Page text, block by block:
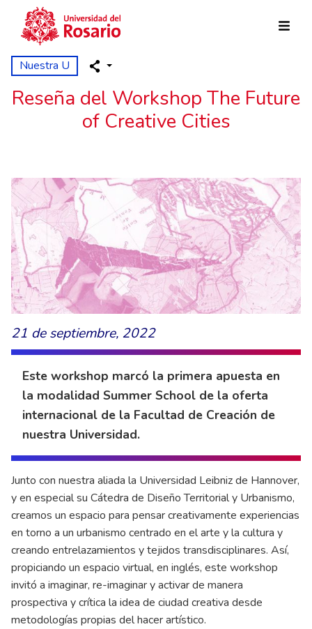
Pasar al contenido principal
Nuestra U
Reseña del Workshop The Future
of Creative Cities
21 de septiembre, 2022
Este workshop marcó la primera apuesta en
la modalidad Summer School de la oferta
internacional de la Facultad de Creación de
nuestra Universidad.
Junto con nuestra aliada la Universidad Leibniz de Hannover,
y en especial su Cátedra de Diseño Territorial y Urbanismo,
creamos un espacio para pensar creativamente experiencias
en torno a un urbanismo centrado en el arte y la cultura y
creando entrelazamientos y tejidos transdisciplinares. Así,
propiciando un espacio virtual, en inglés, este workshop
invitó a imaginar, re-imaginar y activar de manera
prospectiva y crítica la idea de ciudad creativa desde
metodologías propias del hacer artístico.